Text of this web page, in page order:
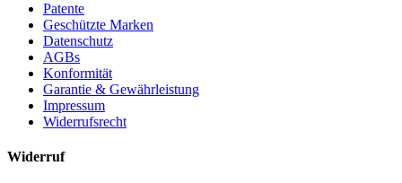
Patente
Geschützte Marken
Datenschutz
AGBs
Konformität
Garantie & Gewährleistung
Impressum
Widerrufsrecht
Widerruf